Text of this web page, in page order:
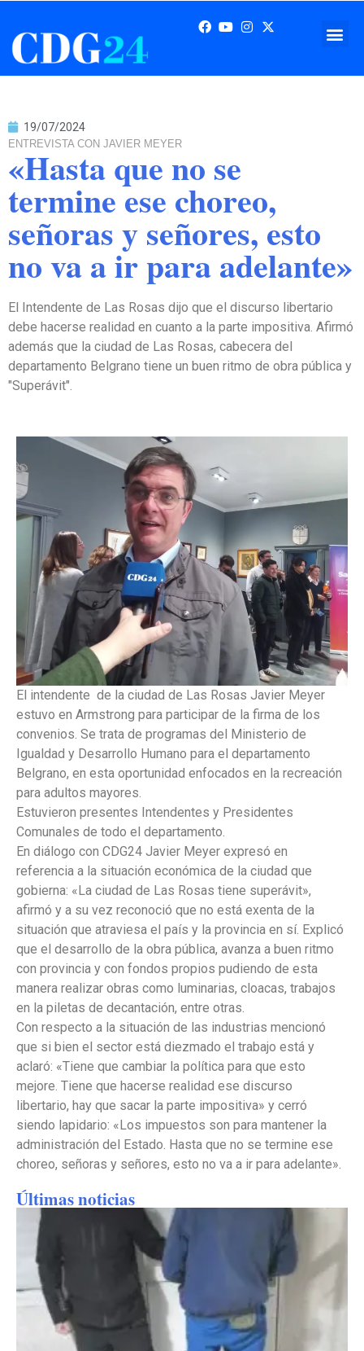
19/07/2024
ENTREVISTA CON JAVIER MEYER
«Hasta que no se
termine ese choreo,
señoras y señores, esto
no va a ir para adelante»
El Intendente de Las Rosas dijo que el discurso libertario
debe hacerse realidad en cuanto a la parte impositiva. Afirmó
además que la ciudad de Las Rosas, cabecera del
departamento Belgrano tiene un buen ritmo de obra pública y
"Superávit".
El intendente de la ciudad de Las Rosas Javier Meyer
estuvo en Armstrong para participar de la firma de los
convenios. Se trata de programas del Ministerio de
Igualdad y Desarrollo Humano para el departamento
Belgrano, en esta oportunidad enfocados en la recreación
para adultos mayores.
Estuvieron presentes Intendentes y Presidentes
Comunales de todo el departamento.
En diálogo con CDG24 Javier Meyer expresó en
referencia a la situación económica de la ciudad que
gobierna: «La ciudad de Las Rosas tiene superávit»,
afirmó y a su vez reconoció que no está exenta de la
situación que atraviesa el país y la provincia en sí. Explicó
que el desarrollo de la obra pública, avanza a buen ritmo
con provincia y con fondos propios pudiendo de esta
manera realizar obras como luminarias, cloacas, trabajos
en la piletas de decantación, entre otras.
Con respecto a la situación de las industrias mencionó
que si bien el sector está diezmado el trabajo está y
aclaró: «Tiene que cambiar la política para que esto
mejore. Tiene que hacerse realidad ese discurso
libertario, hay que sacar la parte impositiva» y cerró
siendo lapidario: «Los impuestos son para mantener la
administración del Estado. Hasta que no se termine ese
choreo, señoras y señores, esto no va a ir para adelante».
Últimas noticias